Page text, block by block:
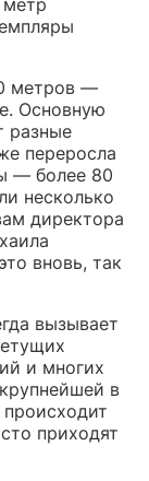
метров —
Основную
разные
переросла
— более 80
несколько
директора
вновь, так
вызывает
и многих
в
приходят